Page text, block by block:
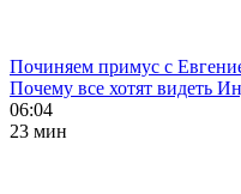
Починяем примус с
Почему все хотят видеть
06:04
23 мин